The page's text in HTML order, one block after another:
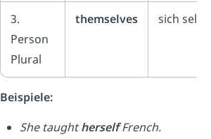
3.
Person
Plural
themselves sich
Beispiele:
She taughtherselfFrench.